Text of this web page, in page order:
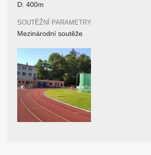
D: 400m
SOUTĚŽNÍ PARAMETRY
Mezinárodní soutěže